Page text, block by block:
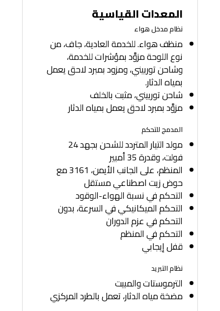
المعدات القياسية
نظام مدخل هواء
منظف هواء. للخدمة العادية، جاف، من
نوع اللوحة مزوَّد بمؤشرات للخدمة،
وشاحن توربيني، ومزود بمبرد لاحق يعمل
بمياه الدثار.
شاحن توربيني، مثبت بالخلف
مزوَّد بمبرد لاحق يعمل بمياه الدثار
المدمج للتحكم
مولد التيار المتردد للشحن بجهد 24
فولت، وقدرة 35 أمبير
المنظم، على الجانب الأيمن، 3161 مع
حوض زيت اصطناعي مستقل
التحكم في نسبة الهواء-الوقود
التحكم الميكانيكي في السرعة، بدون
التحكم في عزم الدوران
التحكم في المنظم
قفل إيجابي
نظام التبريد
الترموستات والمبيت
مضخة مياه الدثار، تعمل بالطرد المركزي